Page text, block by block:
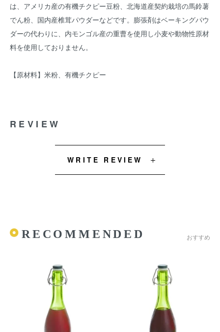
は、アメリカ産の有機チクピー豆粉、北海道産契約栽培の馬鈴薯
でん粉、国内産椎茸パウダーなどです。膨張剤はベーキングパウ
ダーの代わりに、内モンゴル産の重曹を使用し小麦や動物性原材
料を使用しておりません。
【原材料】米粉、有機チクピー
REVIEW
WRITE REVIEW
RECOMMENDED おすすめ